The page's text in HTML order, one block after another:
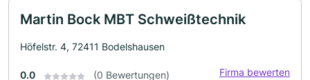
Martin Bock MBT Schweißtechnik
Höfelstr. 4, 72411 Bodelshausen
0.0 (0 Bewertungen) Firma bewerten